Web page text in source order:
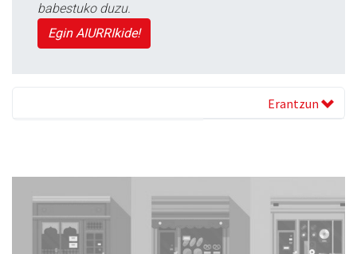
babestuko duzu.
Egin AIURRIkide!
Erantzun